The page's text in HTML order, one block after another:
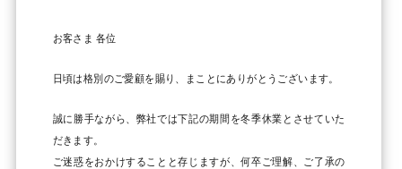
お客さま 各位
日頃は格別のご愛顧を賜り、まことにありがとうございます。
誠に勝手ながら、弊社では下記の期間を冬季休業とさせていた
だきます。
ご迷惑をおかけすることと存じますが、何卒ご理解、ご了承の